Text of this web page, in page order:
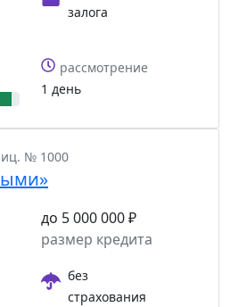
залога
рассмотрение
1 день
№ 1000
до 5 000 000 ₽
размер кредита
без
страхования